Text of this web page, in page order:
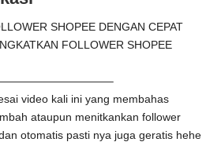
SHOPEE DENGAN CEPAT
FOLLOWER SHOPEE
video kali ini yang membahas
ataupun menitkankan follower
otomatis pasti nya juga geratis hehe